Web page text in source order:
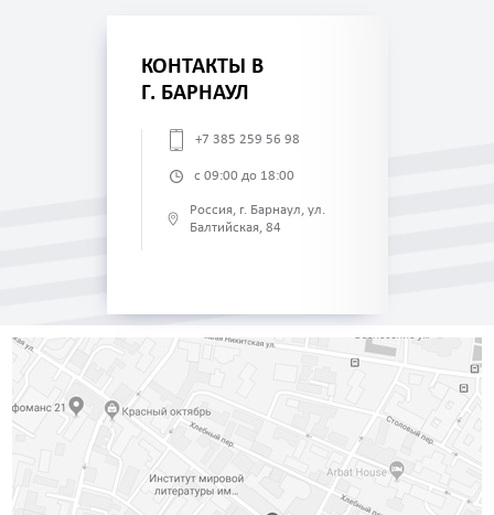
КОНТАКТЫ В
Г. БАРНАУЛ
+7 385 259 56 98
с 09:00 до 18:00
Россия, г. Барнаул, ул.
Балтийская, 84